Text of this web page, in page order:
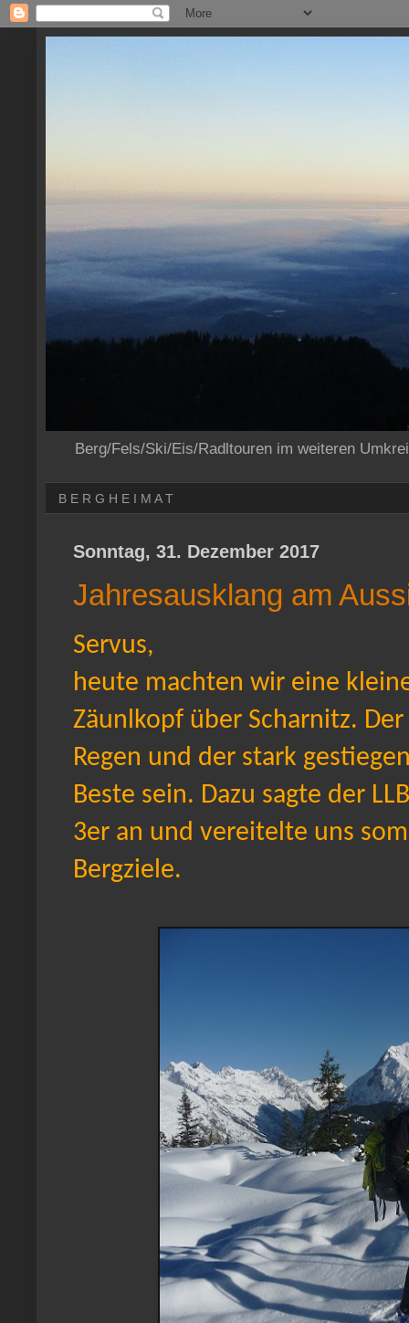
Berg/Fels/Ski/Eis/Radltouren im weiteren
B E R G H E I M A T
Sonntag, 31. Dezember 2017
Jahresausklang am
Servus,
heute machten wir eine
Zäunlkopf über Scharnitz.
Regen und der stark
Beste sein. Dazu sagte der
3er an und vereitelte uns
Bergziele.